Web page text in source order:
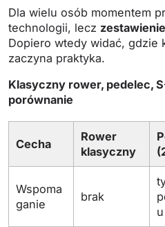
Dla wielu osób momentem
technologii, lecz
Dopiero wtedy widać, gdzie
zaczyna praktyka.
Klasyczny rower, pedelec,
porównanie
Cecha
Rower
klasyczny
Wspoma
ganie
brak
u